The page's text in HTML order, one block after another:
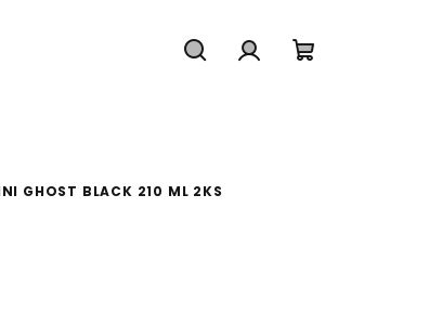
GHOST BLACK 210 ML 2KS